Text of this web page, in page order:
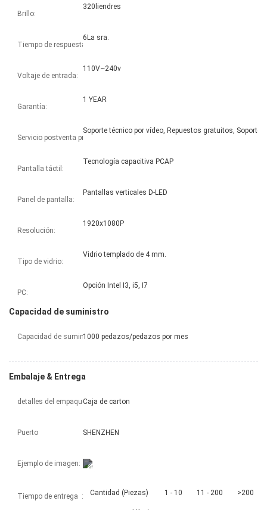
Brillo:
320liendres
Tiempo de respuesta:
6La sra.
Voltaje de entrada:
110V~240v
Garantía:
1 YEAR
Servicio postventa proporcionado:
Pantalla táctil:
Tecnología capacitiva PCAP
Panel de pantalla:
Pantallas verticales D-LED
Resolución:
1920x1080P
Tipo de vidrio:
Vidrio templado de 4 mm.
PC:
Opción Intel I3, i5, I7
Capacidad de suministro
Capacidad de suministro:1000 pedazos/pedazos por mes
Embalaje & Entrega
detalles del empaqueCaja de carton
Puerto SHENZHEN
Ejemplo de imagen:
Tiempo de entrega : Cantidad (Piezas) 1 - 10 11 - 200 >200